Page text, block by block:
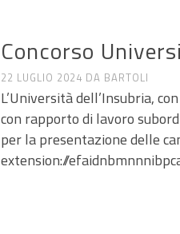
Concorso
22 LUGLIO 2024 DA BARTOLI
L’Università dell’Insubria,
con rapporto di lavoro
per la presentazione delle
extension://